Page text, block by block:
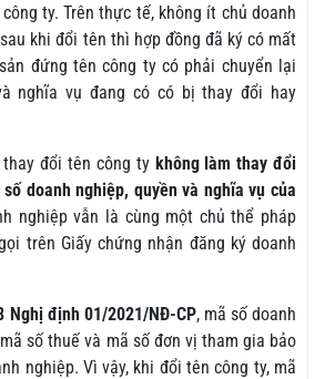
ty. Trên thực tế, không ít chủ doanh
khi đổi tên thì hợp đồng đã ký có mất
đứng tên công ty có phải chuyển lại
nghĩa vụ đang có có bị thay đổi hay
đổi tên công ty không làm thay đổi
doanh nghiệp, quyền và nghĩa vụ của
nghiệp vẫn là cùng một chủ thể pháp
trên Giấy chứng nhận đăng ký doanh
Nghị định 01/2021/NĐ-CP, mã số doanh
số thuế và mã số đơn vị tham gia bảo
nghiệp. Vì vậy, khi đổi tên công ty, mã